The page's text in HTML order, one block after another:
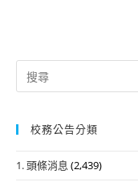
Search
for:
校務公告分類
1. 頭條消息 (2,439)